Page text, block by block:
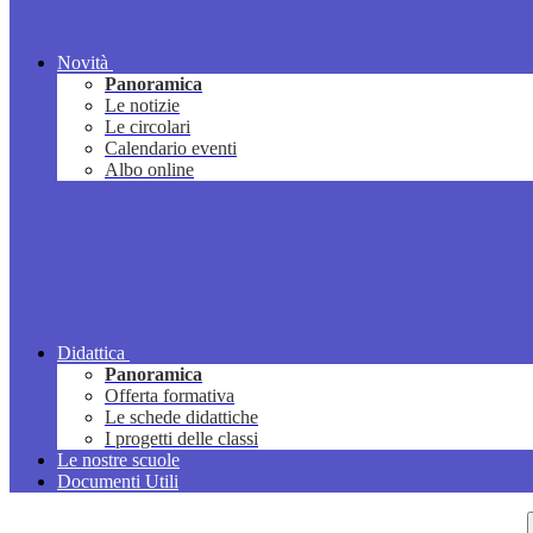
Novità
Panoramica
Le notizie
Le circolari
Calendario eventi
Albo online
Didattica
Panoramica
Offerta formativa
Le schede didattiche
I progetti delle classi
Le nostre scuole
Documenti Utili